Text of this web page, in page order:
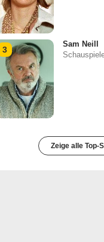
3
Sam Neill
Zeige alle Top-